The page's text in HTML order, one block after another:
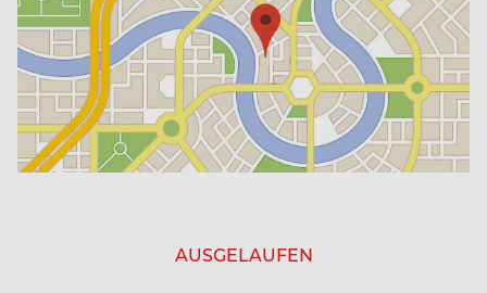
AUSGELAUFEN